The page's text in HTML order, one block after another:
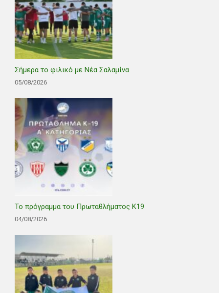
Σήμερα το φιλικό με Νέα Σαλαμίνα
05/08/2026
Το πρόγραμμα του Πρωταθλήματος Κ19
04/08/2026